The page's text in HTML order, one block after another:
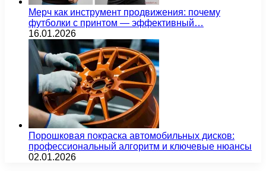
Мерч как инструмент продвижения: почему
футболки с принтом — эффективный…
16.01.2026
Порошковая покраска автомобильных дисков:
профессиональный алгоритм и ключевые нюансы
02.01.2026